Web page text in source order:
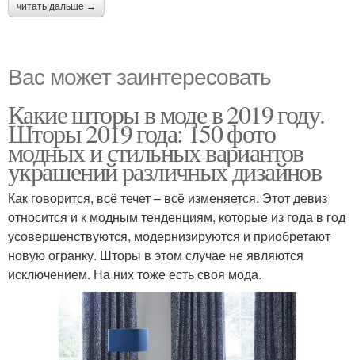
читать дальше →
Вас может заинтересовать
Какие шторы в моде в 2019 году.
Шторы 2019 года: 150 фото
модных и стильных вариантов
украшений различных дизайнов
Как говорится, всё течет – всё изменяется. Этот девиз
относится и к модным тенденциям, которые из года в год
усовершенствуются, модернизируются и приобретают
новую огранку. Шторы в этом случае не являются
исключением. На них тоже есть своя мода.